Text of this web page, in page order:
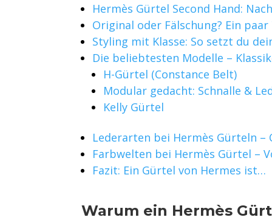
Hermès Gürtel Second Hand:
Original oder Fälschung? Ein
Styling mit Klasse: So setzt du
Die beliebtesten Modelle –
H-Gürtel (Constance Belt)
Modular gedacht: Schnalle &
Kelly Gürtel
Lederarten bei Hermès Gürteln
Farbwelten bei Hermès Gürtel –
Fazit: Ein Gürtel von Hermes ist…
Warum ein Hermès